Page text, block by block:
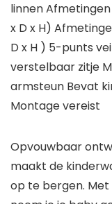
linnen Afmetingen
x D x H)
D x H ) 5-punts
verstelbaar zitje
armsteun Bevat
Montage vereist
Opvouwbaar
maakt de
op te bergen.